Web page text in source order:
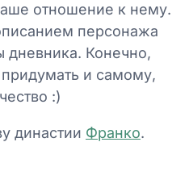
отношение к нему.
персонажа
дневника. Конечно,
и самому,
:)
династии Франко.